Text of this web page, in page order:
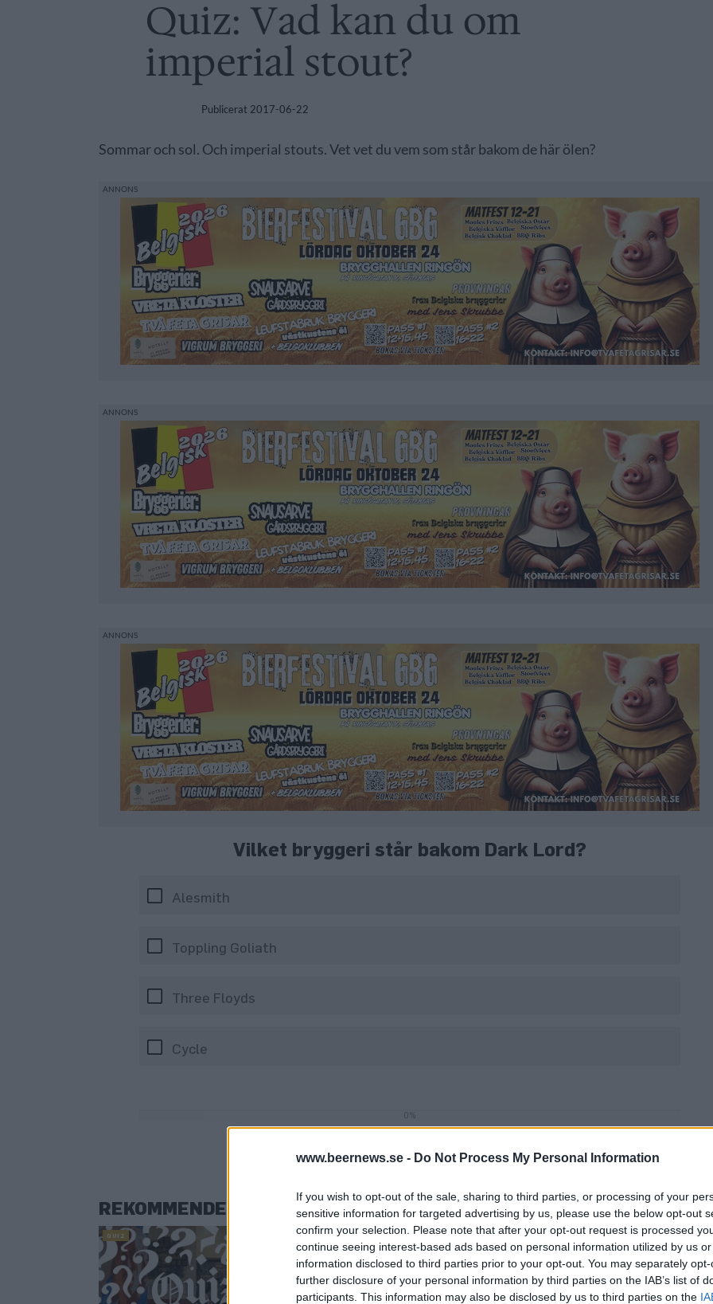
www.beernews.se - Do Not Process My Personal Information
If you wish to opt-out of the sale, sharing to third parties, or processing of your
sensitive information for targeted advertising by us, please use the below opt-out
confirm your selection. Please note that after your opt-out request is processed
continue seeing interest-based ads based on personal information utilized by us
information disclosed to third parties prior to your opt-out. You may separately
further disclosure of your personal information by third parties on the IAB’s list of
participants. This information may also be disclosed by us to third parties on the
Quiz: Vad kan du om
imperial stout?
Publicerat 2017-06-22
Sommar och sol. Och imperial stouts. Vet vet du vem som står bakom de här ölen?
Vilket bryggeri står bakom Dark Lord?
Alesmith
Toppling Goliath
Three Floyds
Cycle
0%
REKOMMENDERAD LÄSNING
QUIZ QUIZ QUIZ